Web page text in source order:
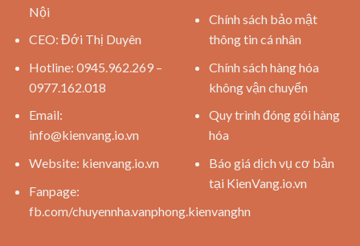
Nội
CEO: Đới Thị Duyên
Hotline: 0945.962.269 –
0977.162.018
Email:
info@kienvang.io.vn
Website: kienvang.io.vn
Fanpage:
fb.com/chuyennha.vanphong.kienvanghn
Chính sách bảo mật
thông tin cá nhân
Chính sách hàng hóa
không vận chuyển
Quy trình đóng gói hàng
hóa
Báo giá dịch vụ cơ bản
tại KienVang.io.vn